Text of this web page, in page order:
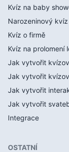
Kvíz na baby
Narozeninový kvíz
Kvíz o firmě
Kvíz na prolomení
Jak vytvořit
Jak vytvořit
Jak vytvořit
Jak vytvořit
Integrace
OSTATNÍ